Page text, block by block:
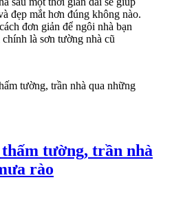
đẹp mắt hơn đúng không nào.
đơn giản để ngôi nhà bạn
là sơn tường nhà cũ
tường, trần nhà
rào